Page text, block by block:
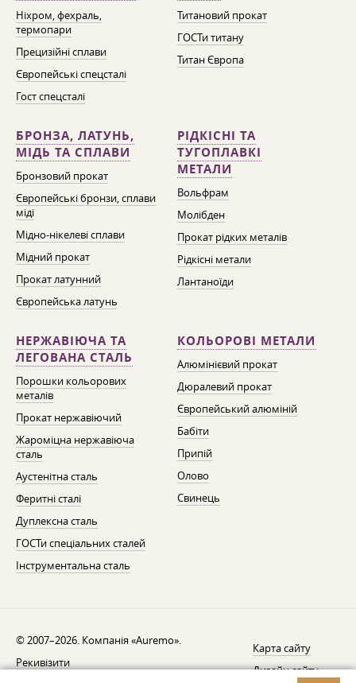
Ніхром, фехраль,
термопари
Прецизійні сплави
Європейські спецсталі
Гост спецсталі
Титановий прокат
ГОСТи титану
Титан Європа
БРОНЗА, ЛАТУНЬ,
МІДЬ ТА СПЛАВИ
Бронзовий прокат
Європейські бронзи, сплави
міді
Мідно-нікелеві сплави
Мідний прокат
Прокат латунний
Європейська латунь
РІДКІСНІ ТА
ТУГОПЛАВКІ
МЕТАЛИ
Вольфрам
Молібден
Прокат рідких металів
Рідкісні метали
Лантаноїди
НЕРЖАВІЮЧА ТА
ЛЕГОВАНА СТАЛЬ
Порошки кольорових
металів
Прокат нержавіючий
Жароміцна нержавіюча
сталь
Аустенітна сталь
Феритні сталі
Дуплексна сталь
ГОСТи спеціальних сталей
Інструментальна сталь
КОЛЬОРОВІ МЕТАЛИ
Алюмінієвий прокат
Дюралевий прокат
Європейський алюміній
Бабіти
Припій
Олово
Свинець
© 2007–2026. Компанія «Auremo».
Рекивізити
Карта сайту
Дизайн сайту —